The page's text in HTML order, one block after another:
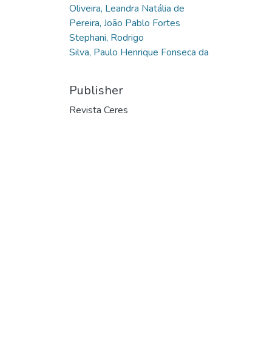
Oliveira, Leandra Natália de
Pereira, João Pablo Fortes
Stephani, Rodrigo
Silva, Paulo Henrique Fonseca da
Publisher
Revista Ceres